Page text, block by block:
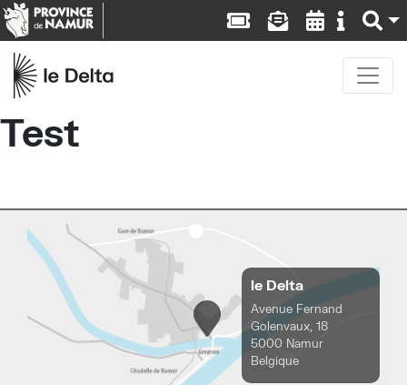
Test
le Delta
Avenue Fernand
Golenvaux, 18
5000 Namur
Belgique